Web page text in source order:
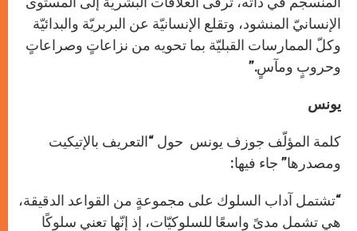
الإنسانيّ المنشود، وتقلع الإنسانيّة عن البربريّة والبدائيّة
وكلّ الممارسات القبليّة بما تحويه من نزاعاتٍ وصراعاتٍ
وحروبٍ ومآسٍ.”
يونس
كلمة المؤلّف جوزف يونس حول “التعريف بالإتيكيت
ومصدرها” جاء فيها:
“تشتمل آداب السلوك على مجموعةٍ من القواعد الدقيقة،
هي تشمل مدىً واسعًا للسلوكيّات، إذ إنّها تعني سلوكًا